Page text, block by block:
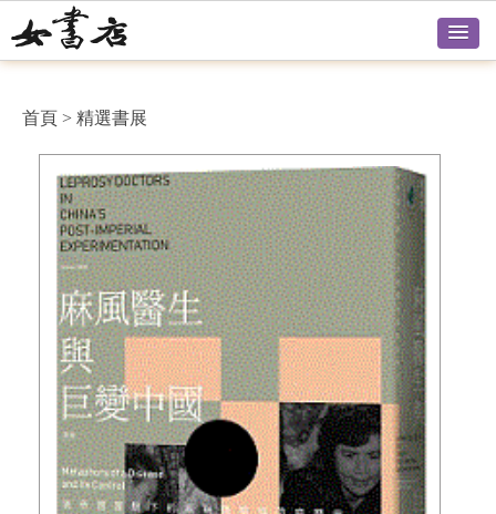
首頁 > 精選書展